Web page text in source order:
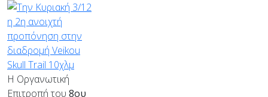
Η Οργανωτική
Επιτροπή του 8ου